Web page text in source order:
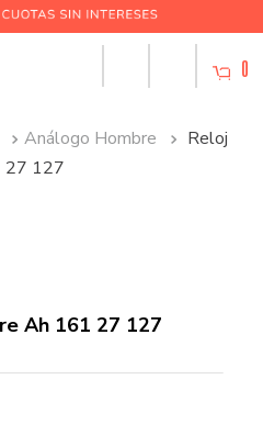
0
Análogo Hombre
Reloj
27 127
Ah 161 27 127